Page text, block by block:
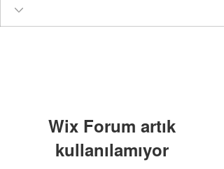
Wix Forum artık
kullanılamıyor